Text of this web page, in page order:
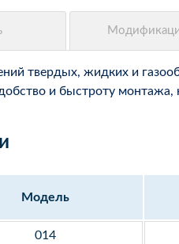
твердых, жидких и
и быстроту
Модель
014